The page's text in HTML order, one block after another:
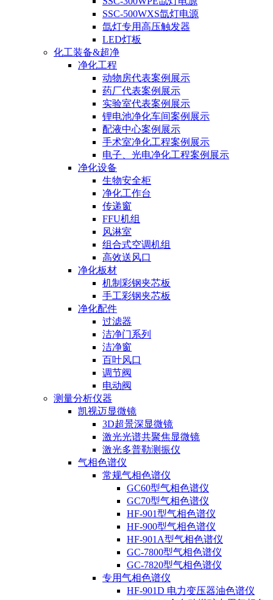
SSC-500WXS氙灯电源
氙灯专用高压触发器
LED灯板
化工装备&超净
净化工程
动物房代表案例展示
药厂代表案例展示
实验室代表案例展示
锂电池净化车间案例展示
配液中心案例展示
手术室净化工程案例展示
电子、光电净化工程案例展示
净化设备
生物安全柜
净化工作台
传递窗
FFU机组
风淋室
组合式空调机组
高效送风口
净化板材
机制彩钢夹芯板
手工彩钢夹芯板
净化配件
过滤器
洁净门系列
洁净窗
百叶风口
调节阀
电动阀
测量分析仪器
凯视迈显微镜
3D超景深显微镜
激光光谱共聚焦显微镜
激光多普勒测振仪
气相色谱仪
常规气相色谱仪
GC60型气相色谱仪
GC70型气相色谱仪
HF-901型气相色谱仪
HF-900型气相色谱仪
HF-901A型气相色谱仪
GC-7800型气相色谱仪
GC-7820型气相色谱仪
专用气相色谱仪
HF-901D 电力变压器油色谱仪